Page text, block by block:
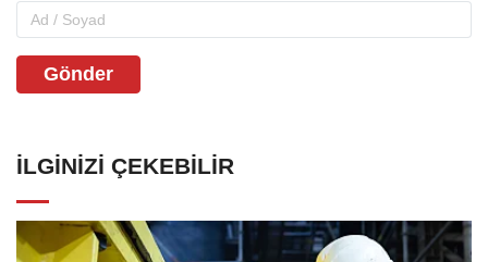
Gönder
İLGINIZI ÇEKEBILIR